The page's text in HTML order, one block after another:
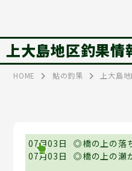
上大島地区釣果情
HOME 鮎の釣果 上大島
07月03日 ◎橋の上の落
07月03日
◎橋の上の瀬